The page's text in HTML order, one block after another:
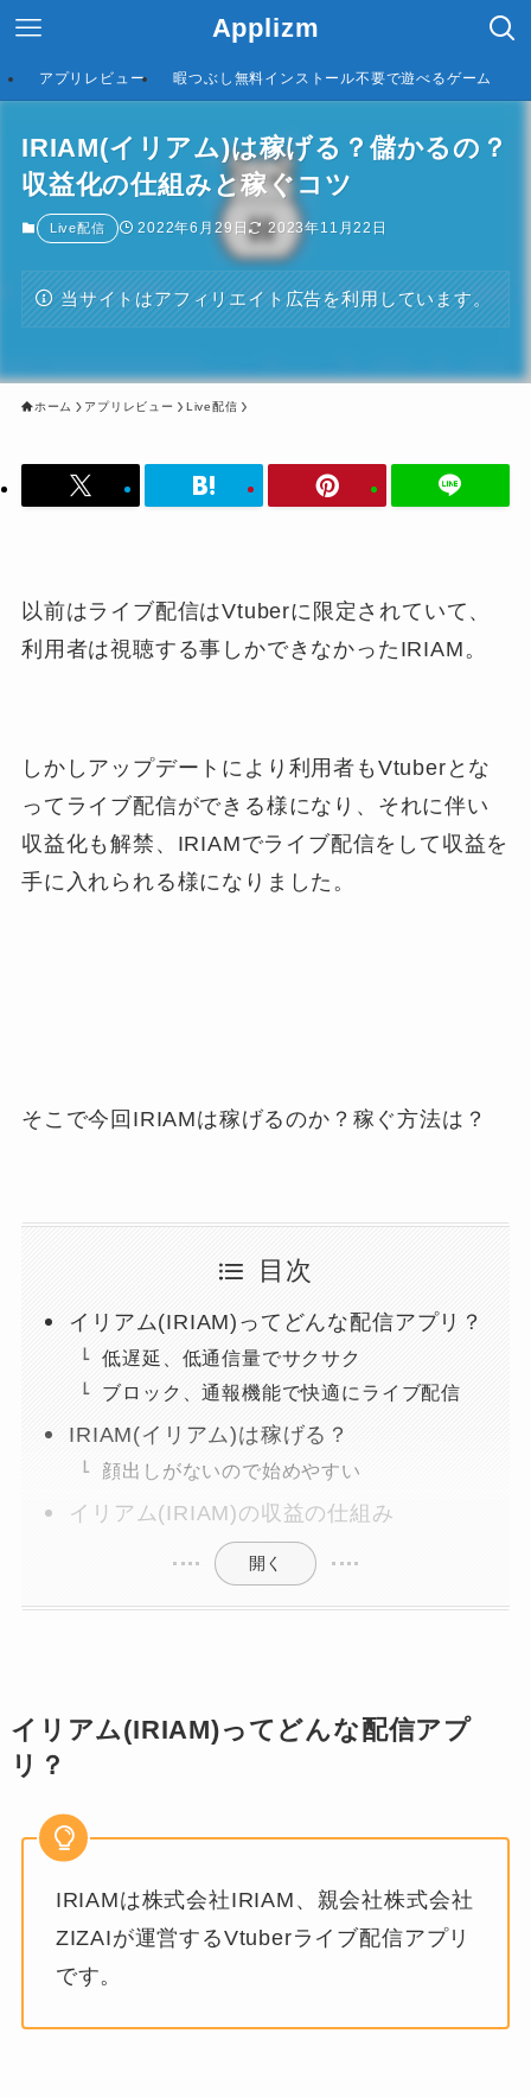
Applizm
アプリレビュー 暇つぶし無料インストール不要で遊べるゲーム
IRIAM(イリアム)は稼げる？儲かるの？
収益化の仕組みと稼ぐコツ
Live配信 2022年6月29日 2023年11月22日
当サイトはアフィリエイト広告を利用しています。
ホーム アプリレビュー Live配信
以前はライブ配信はVtuberに限定されていて、
利用者は視聴する事しかできなかったIRIAM。
しかしアップデートにより利用者もVtuberとな
ってライブ配信ができる様になり、それに伴い
収益化も解禁、IRIAMでライブ配信をして収益を
手に入れられる様になりました。
そこで今回IRIAMは稼げるのか？稼ぐ方法は？
目次
イリアム(IRIAM)ってどんな配信アプリ？
低遅延、低通信量でサクサク
ブロック、通報機能で快適にライブ配信
IRIAM(イリアム)は稼げる？
顔出しがないので始めやすい
イリアム(IRIAM)の収益の仕組み
開く
イリアム(IRIAM)ってどんな配信アプ
リ？
IRIAMは株式会社IRIAM、親会社株式会社
ZIZAIが運営するVtuberライブ配信アプリ
です。